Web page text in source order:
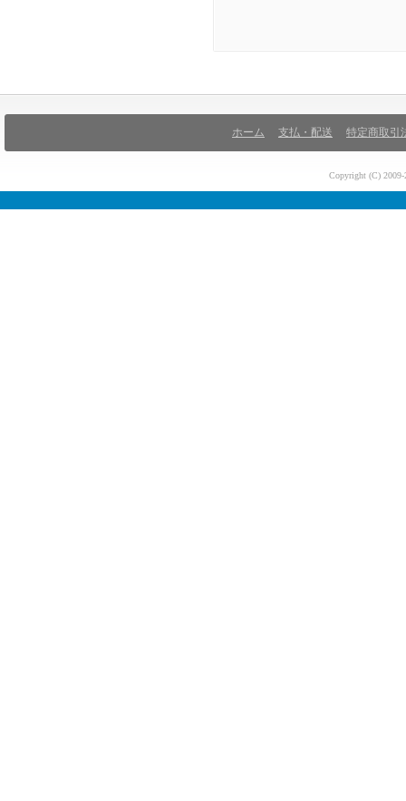
ホーム 支払・配送 特定商取引
Copyright (C)